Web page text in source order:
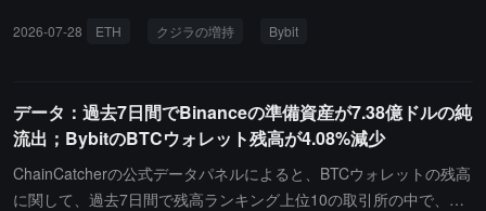
して、Hyperliquidは第七位から第二位に上昇しました；OKXは第六
位に下降しました。
最近もクジラが引き続き ETH を増やし、取引所から転送している
2026-07-28 ETH クジラの増持 Bybit
データ：過去7日間でBinanceの準備資産が7.38億ドルの純
流出；BybitのBTCウォレット残高が4.08%減少
ChainCatcherの公式データパネルによると、BTCウォレットの残高
に関して、過去7日間で残高ランキング上位10の取引所の中で、By